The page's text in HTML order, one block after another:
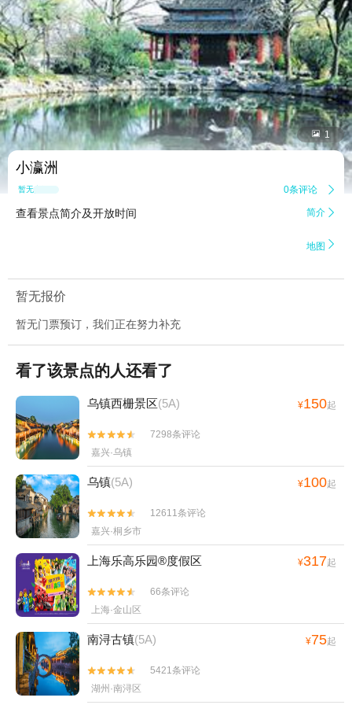
 1
小瀛洲
暂无点评 0条评论 
查看景点简介及开放时间 简介 
地图 
暂无报价
暂无门票预订，我们正在努力补充
看了该景点的人还看了
乌镇西栅景区(5A) ¥150起


7298条评论
嘉兴·乌镇
乌镇(5A) ¥100起


12611条评论
嘉兴·桐乡市
上海乐高乐园®度假区 ¥317起


66条评论
上海·金山区
南浔古镇(5A) ¥75起


5421条评论
湖州·南浔区
